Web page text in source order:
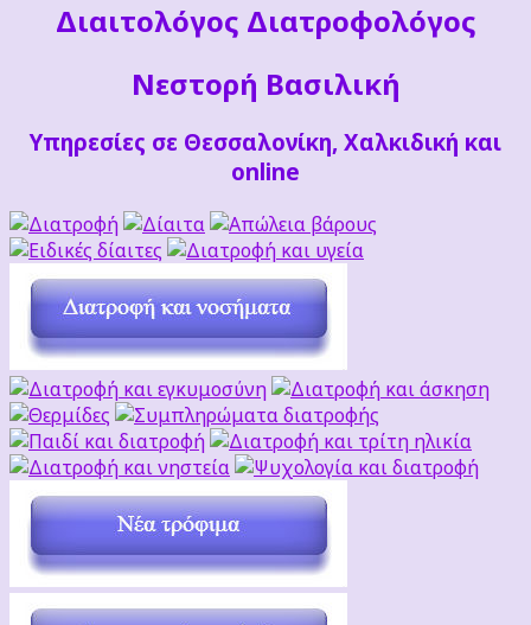
Διαιτoλόγος Διατροφολόγος
Νεστορή Βασιλική
Υπηρεσίες σε Θεσσαλονίκη, Χαλκιδική και
online